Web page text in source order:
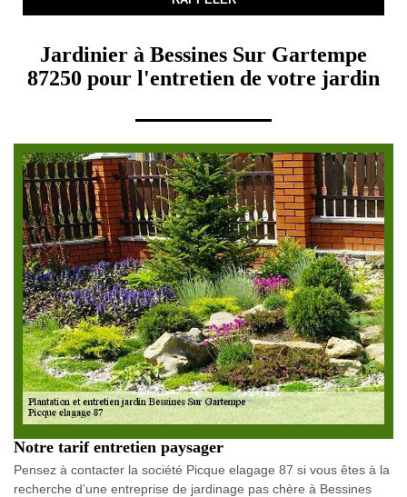
Jardinier à Bessines Sur Gartempe
87250 pour l'entretien de votre jardin
Notre tarif entretien paysager
Pensez à contacter la société Picque elagage 87 si vous êtes à la
recherche d’une entreprise de jardinage pas chère à Bessines